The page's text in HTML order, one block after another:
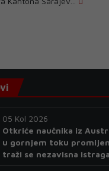
05 Kol 2026
Otkriće naučnika iz
u gornjem toku
traži se nezavisna istraga